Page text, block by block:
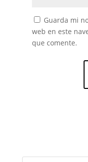
Guarda mi
web en este
que comente.